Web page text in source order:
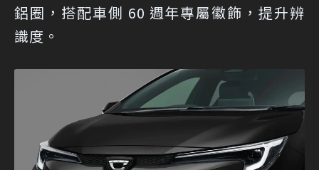
鋁圈，搭配車側 60 週年專屬徽飾，提升辨
識度。